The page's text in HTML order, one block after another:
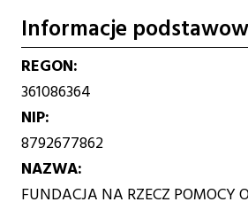
Informacje
REGON
361086364
NIP
8792677862
NAZWA
FUNDACJA NA RZECZ POMOCY